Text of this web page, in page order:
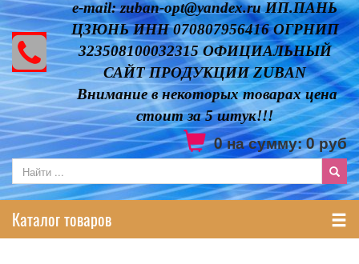
e-mail: zuban-opt@yandex.ru ИП.ПАНЬ
ЦЗЮНЬ ИНН 070807956416 ОГРНИП
323508100032315 ОФИЦИАЛЬНЫЙ
САЙТ ПРОДУКЦИИ ZUBAN
Внимание в некоторых товарах цена
стоит за 5 штук!!!
0на сумму:0руб
Каталог товаров